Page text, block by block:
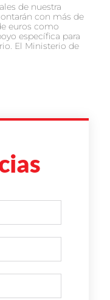
de nuestra
con más de
euros como
específica para
El Ministerio de